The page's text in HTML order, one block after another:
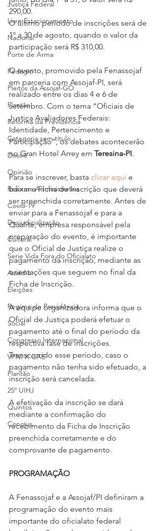
Justiça Federal
Livre Estacionamento
Nacional
Porte de Arma
Pedágio
Pleitos da Assojaf-GO
Plantão
Reforma da Previdência
Categoria sem título
Dossiê
Opinião
Reforma Administrativa
Covid-19
Desjudicialização
Cultural
Serie Vida Fora do Oficialato
Assédio
Eleições
Regime de Previdência
Social
Congresso Internacional
VPNI X GAE
Plantão
25º UIHJ
Quintos
Conojus
290,00.
O último período de inscrições será de
1º a 30 de agosto, quando o valor da
participação será R$ 310,00.
O evento, promovido pela Fenassojaf
em parceria com Assojaf-PI, será
realizado entre os dias 4 e 6 de
setembro. Com o tema “Oficiais de
Justiça Avaliadores Federais:
Identidade, Pertencimento e
Participação”, os debates acontecerão
no Gran Hotel Arrey em Teresina-PI.
Para se inscrever, basta clicar aqui e
baixar a Ficha de Inscrição que deverá
ser preenchida corretamente. Antes de
enviar para a Fenassojaf e para a
Qualité, empresa responsável pela
preparação do evento, é importante
que o Oficial de Justiça realize o
pagamento da inscrição, mediante as
orientações que seguem no final da
Ficha de Inscrição.
A equipe organizadora informa que o
Oficial de Justiça poderá efetuar o
pagamento até o final do período da
respectiva fase de inscrições.
Transcorrido esse período, caso o
pagamento não tenha sido efetuado, a
inscrição será cancelada.
A efetivação da inscrição se dará
mediante a confirmação do
recebimento da Ficha de Inscrição
preenchida corretamente e do
comprovante de pagamento.
PROGRAMAÇÃO
A Fenassojaf e a Assojaf/PI definiram a
programação do evento mais
importante do oficialato federal